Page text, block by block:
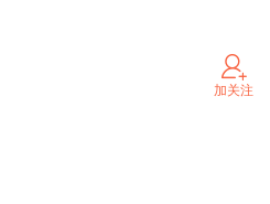
加关注